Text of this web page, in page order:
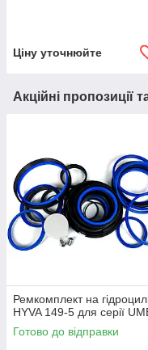
Ціну уточнюйте
Акційні пропозиції
Ремкомплект на
HYVA 149-5 для серії
Готово до відправки